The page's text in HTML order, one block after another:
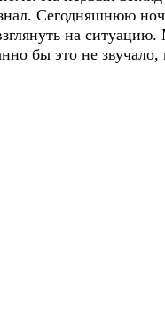
Сегодняшнюю
на
бы это не